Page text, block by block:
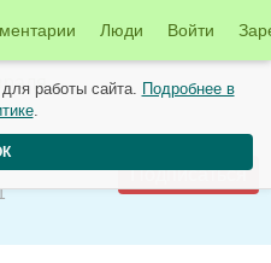
Люди Войти
Подписаться
работы сайта. Подробнее в
.